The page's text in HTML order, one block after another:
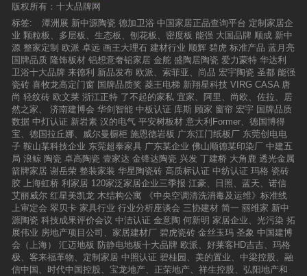
版权所有：十大品牌网
标签:
潭洲展 新中源陶瓷 德加卫浴 中国家居正品查询平台 定制家居企
业 颗粒板、多层板、生态板、刨花板、密度板 能强 大国品牌 顺成 新中
源 整家定制 欧派 卓远 画王大理石 建材行业 顺辉 碧虎 标准产品 蓝月亮
国牌品质 隆饰板材 铝想意奢铝家居 金舵 盛陶居陶瓷 爱力蒙特 华达利
卫浴十大品牌 来德利 新品发布 欧派、索菲亚、尚品 宏宇陶瓷 圣都 能强
瓷砖 喜牧龙高定门窗 国牌品质奖 菱王电梯 新翔星科技 VIRG CASA 唐
尚 轻纹砖 欧文莱 浙江正特 了不起的家私 宜家、阿里、尚欧、佐拉、居
然之家、
济南建博会 华剑智能 中板认证 库斯 顾家 窗帘 宏宇 国牌品质
数据 中灯认证 新岩素 汉的电气 平安树板材 意大利Former、德国博得
宝、德国拉丘娜、威尔曼橱柜 施恩德岩板 广东江门纸板厂 东莞创电电
子 鞍山某科技企业 东莞超泰家具 广东某企业 佛山顺德某印染厂 中建五
局 浪鲸 陶瓷 卓高陶瓷 壹家达 金锋达陶瓷 兴发 丁建桥 大角鹿 透光金属
箭牌家居 谢岳荣 整装家装 华星陶瓷砖 高质标认证 中纺认证 玛格 瓷砖
胶 上海虹桥 利家居 120家泛家居企业三季报 江豪、日照、蓝天、诺信
艾丽威尔 红星美凯龙 木结构公寓
《中央空调清洗消毒及运维》标准线
上审定会 翠贝卡 家具行业 行业分析座谈会 三协建材 简一 丽维家 新中
源陶瓷 科技成果评价会议 中洁认证 金意陶 何新明 家居企业、光污染 拓
展伟业 房地产项目公司、家居建材厂 碧虎瓷砖 金丝玉玛 圣象 中国建博
会（上海）
汇迈地板 防静电地板十大品牌 欧派、好莱客HD吉吉、玛格
极、客来福革物、定制家居 中照认证 碧桂园、美的置业、中梁控股、融
信中国、时代中国控股、宝龙地产、正荣地产、祥生控股、弘阳地产和